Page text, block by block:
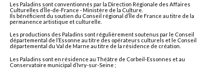
Les Paladins sont conventionnés par la Direction Régionale des Affaires
Culturelles d’Île-de-France - Ministère de la Culture.
Ils bénéficient du soutien du Conseil régional d’Île de France au titre de la
permanence artistique et culturelle.
Les productions des Paladins sont régulièrement soutenus par le Conseil
départemental de l’Essonne au titre des opérateurs culturels et le Conseil
départemental du Val de Marne au titre de la résidence de création.
Les Paladins sont en résidence au Théâtre de Corbeil-Essonnes et au
Conservatoire municipal d’Ivry-sur-Seine ;